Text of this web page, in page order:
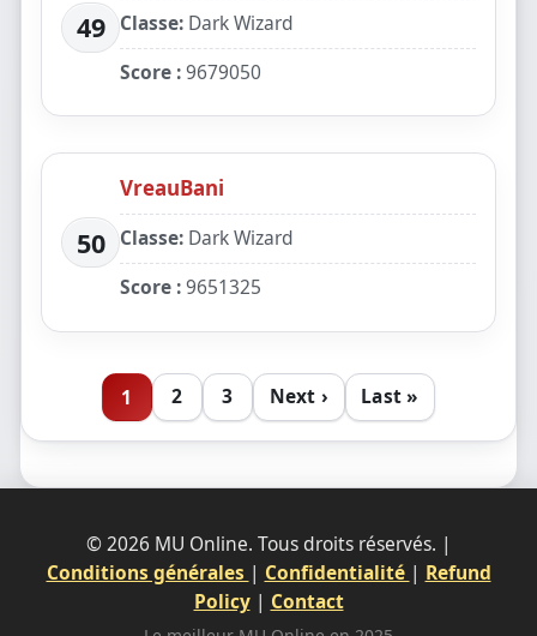
49 Classe: Dark Wizard
Score :9679050
50
VreauBani
Classe: Dark Wizard
Score :9651325
1 2 3 Next › Last »
© 2026 MU Online. Tous droits réservés. |
Conditions générales | Confidentialité | Refund
Policy| Contact